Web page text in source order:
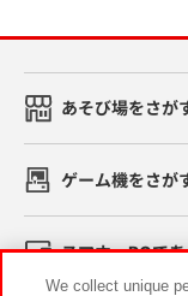
あそび場をさが
ゲーム機をさが
スマホ・PCで
We collect unique